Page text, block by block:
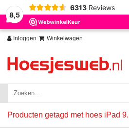
8,5
6313 Reviews
Inloggen Winkelwagen
Producten getagd met hoes iPad
Wij slaan cookies op om onze website te
Nee